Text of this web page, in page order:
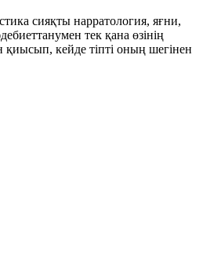
сияқты нарратология, яғни,
тек қана өзінің
кейде тіпті оның шегінен